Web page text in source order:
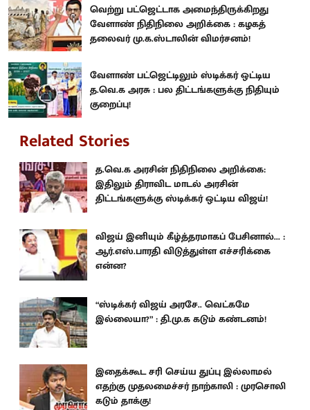
வெற்று பட்ஜெட்டாக அமைந்திருக்கிறது
வேளாண் நிதிநிலை அறிக்கை : கழகத்
தலைவர் மு.க.ஸ்டாலின் விமர்சனம்!
வேளாண் பட்ஜெட்டிலும் ஸ்டிக்கர் ஒட்டிய
த.வெ.க அரசு : பல திட்டங்களுக்கு நிதியும்
குறைப்பு!
Related Stories
த.வெ.க அரசின் நிதிநிலை அறிக்கை:
இதிலும் திராவிட மாடல் அரசின்
திட்டங்களுக்கு ஸ்டிக்கர் ஒட்டிய விஜய்!
விஜய் இனியும் கீழ்த்தரமாகப் பேசினால்... :
ஆர்.எஸ்.பாரதி விடுத்துள்ள எச்சரிக்கை
என்ன?
“ஸ்டிக்கர் விஜய் அரசே.. வெட்கமே
இல்லையா?” : தி.மு.க கடும் கண்டனம்!
இதைக்கூட சரி செய்ய துப்பு இல்லாமல்
எதற்கு முதலமைச்சர் நாற்காலி : முரசொலி
கடும் தாக்கு!